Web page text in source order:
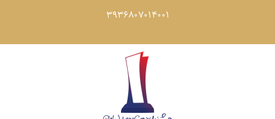
3936807014001